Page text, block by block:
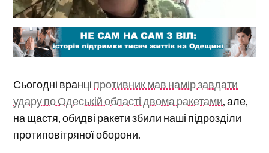
Сьогодні вранці противник мав намір завдати
удару по Одеській області двома ракетами, але,
на щастя, обидві ракети збили наші підрозділи
протиповітряної оборони.